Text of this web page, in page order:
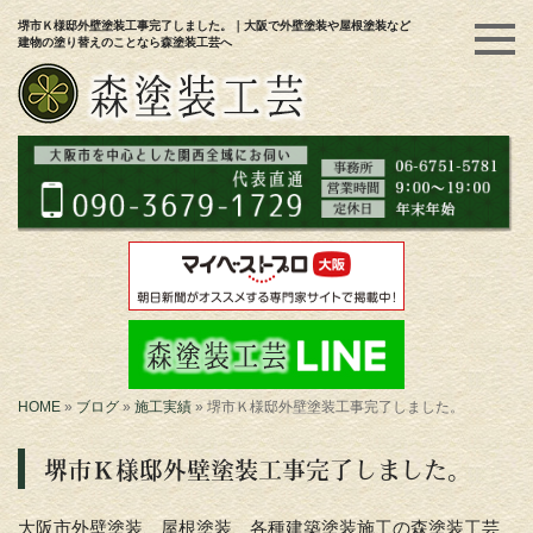
堺市Ｋ様邸外壁塗装工事完了しました。｜大阪で外壁塗装や屋根塗装など
建物の塗り替えのことなら森塗装工芸へ
HOME » ブログ» 施工実績 »堺市Ｋ様邸外壁塗装工事完了しました。
堺市Ｋ様邸外壁塗装工事完了しました。
大阪市外壁塗装、屋根塗装、各種建築塗装施工の森塗装工芸